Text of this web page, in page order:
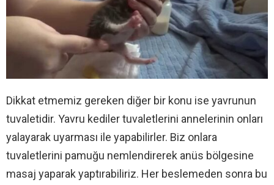
Dikkat etmemiz gereken diğer bir konu ise yavrunun
tuvaletidir. Yavru kediler tuvaletlerini annelerinin onları
yalayarak uyarması ile yapabilirler. Biz onlara
tuvaletlerini pamuğu nemlendirerek anüs bölgesine
masaj yaparak yaptırabiliriz. Her beslemeden sonra bu